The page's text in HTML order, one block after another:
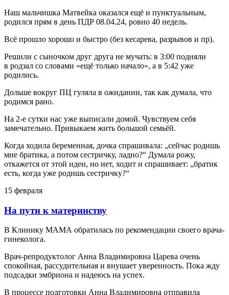
Наш мальчишка Матвейка оказался ещё и пунктуальным,
родился прям в день ПДР 08.04.24, ровно 40 недель.
Всё прошло хорошо и быстро (без кесарева, разрывов и пр).
Решили с сыночком друг друга не мучать: в 3:00 подняли
в родзал со словами «ещё только начало», а в 5:42 уже
родились.
Дольше вокруг ПЦ гуляла в ожидании, так как думала, что
родимся рано.
На 2-е сутки нас уже выписали домой. Чувствуем себя
замечательно. Привыкаем жить большой семьёй.
Когда ходила беременная, дочка спрашивала: „сейчас родишь
мне братика, а потом сестричку, ладно?“ Думала рожу,
откажется от этой идеи, но нет, ходит и спрашивает: „братик
есть, когда уже родишь сестричку?“
15 февраля
На пути к материнству
В Клинику МАМА обратилась по рекомендации своего врача-
гинеколога.
Врач-репродуктолог Анна Владимировна Царева очень
спокойная, рассудительная и внушает уверенность. Пока жду
подсадки эмбриона и надеюсь на успех.
В процессе подготовки Анна Владимировна отправила